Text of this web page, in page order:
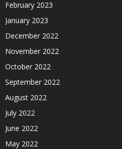
February 2023
January 2023
December 2022
November 2022
October 2022
September 2022
August 2022
July 2022
June 2022
May 2022